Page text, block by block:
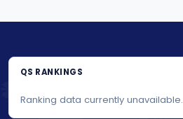
QS RANKINGS
Ranking data currently unavailable.